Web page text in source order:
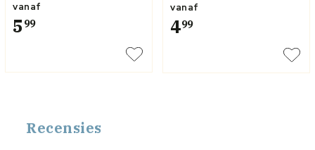
vanaf
5 99
vanaf
499
Recensies